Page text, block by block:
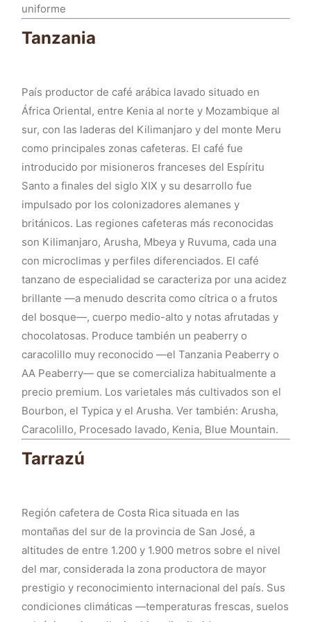
uniforme
Tanzania
País productor de café arábica lavado situado en
África Oriental, entre Kenia al norte y Mozambique al
sur, con las laderas del Kilimanjaro y del monte Meru
como principales zonas cafeteras. El café fue
introducido por misioneros franceses del Espíritu
Santo a finales del siglo XIX y su desarrollo fue
impulsado por los colonizadores alemanes y
británicos. Las regiones cafeteras más reconocidas
son Kilimanjaro, Arusha, Mbeya y Ruvuma, cada una
con microclimas y perfiles diferenciados. El café
tanzano de especialidad se caracteriza por una acidez
brillante —a menudo descrita como cítrica o a frutos
del bosque—, cuerpo medio-alto y notas afrutadas y
chocolatosas. Produce también un peaberry o
caracolillo muy reconocido —el Tanzania Peaberry o
AA Peaberry— que se comercializa habitualmente a
precio premium. Los varietales más cultivados son el
Bourbon, el Typica y el Arusha. Ver también: Arusha,
Caracolillo, Procesado lavado, Kenia, Blue Mountain.
Tarrazú
Región cafetera de Costa Rica situada en las
montañas del sur de la provincia de San José, a
altitudes de entre 1.200 y 1.900 metros sobre el nivel
del mar, considerada la zona productora de mayor
prestigio y reconocimiento internacional del país. Sus
condiciones climáticas —temperaturas frescas, suelos